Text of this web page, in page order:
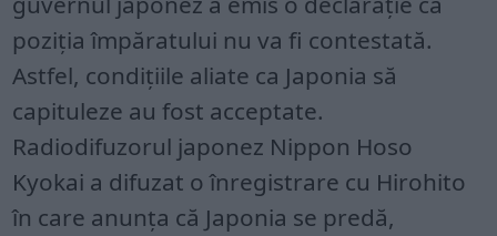
poziția împăratului nu va fi contestată.
Astfel, condițiile aliate ca Japonia să
capituleze au fost acceptate.
Radiodifuzorul japonez Nippon Hoso
Kyokai a difuzat o înregistrare cu Hirohito
în care anunța că Japonia se predă,